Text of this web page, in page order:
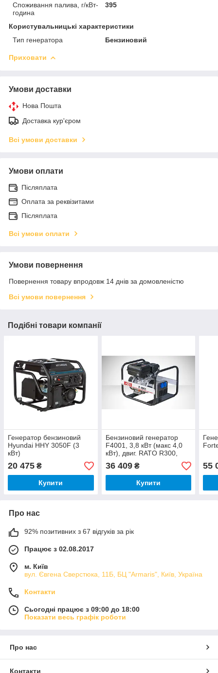
Споживання палива, г/кВт-
година
395
Користувальницькі характеристики
Тип генератора
Бензиновий
Приховати
Умови доставки
Нова Пошта
Доставка кур'єром
Всі умови доставки
Умови оплати
Післяплата
Оплата за реквізитами
Післяплата
Всі умови оплати
Умови повернення
Повернення товару впродовж 14 днів за домовленістю
Всі умови повернення
Подібні товари компанії
Генератор бензиновий
Hyundai HHY 3050F (3
кВт)
20 475 ₴
Купити
Бензиновий генератор
F4001, 3,8 кВт (макс 4,0
кВт), двиг. RATO R300,
FOGO
36 409₴
Купити
55
Про нас
92% позитивних з 67 відгуків за рік
Працює з 02.08.2017
м. Київ
вул. Євгена Сверстюка, 11Б, БЦ "Armaris", Київ, Україна
Контакти
Сьогодні працює з 09:00 до 18:00
Показати весь графік роботи
Про нас
Контакти